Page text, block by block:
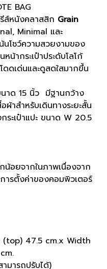
BAG
ส์หนังคลาสสิก Grain
Minimal และ
โชว์ความสวยงามของ
น้ากระเป๋าประดับโลโก้
ดเด่นและดูสดใสมากขึ้น
าด 15 นิ้ว มีฐานกว้าง
ผ้าสำหรับเดินทางระยะสั้น
ะเป๋าแปะ ขนาด W 20.5
อยจากในภาพเนื่องจาก
ารตั้งค่าของคอมพิวเตอร์
47.5 cm.x Width
มารถปรับได้)